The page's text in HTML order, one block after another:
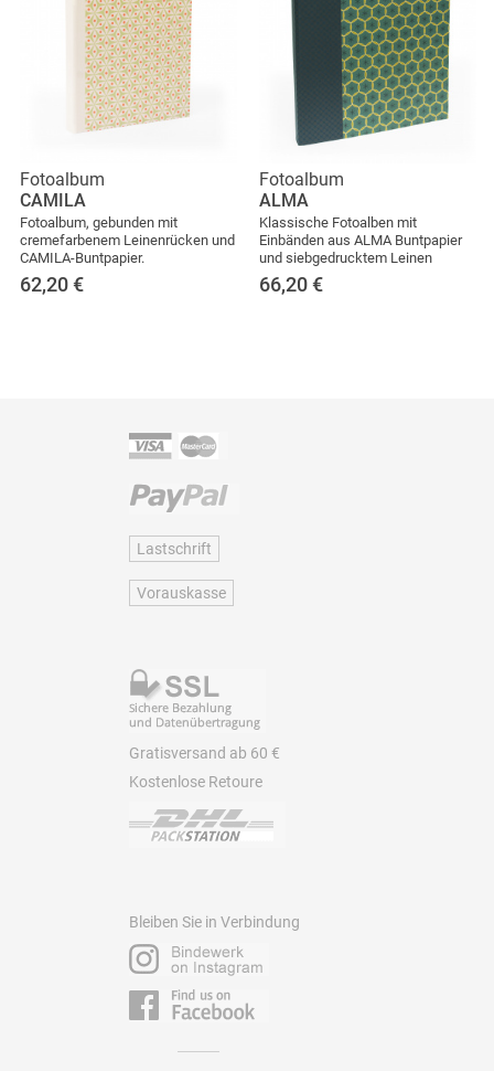
Fotoalbum
CAMILA
Fotoalbum, gebunden mit
cremefarbenem Leinenrücken und
CAMILA-Buntpapier.
62,20 €
Fotoalbum
ALMA
Klassische Fotoalben mit
Einbänden aus ALMA Buntpapier
und siebgedrucktem Leinen
66,20 €
Lastschrift
Vorauskasse
Gratisversand ab 60 €
Kostenlose Retoure
Bleiben Sie in Verbindung